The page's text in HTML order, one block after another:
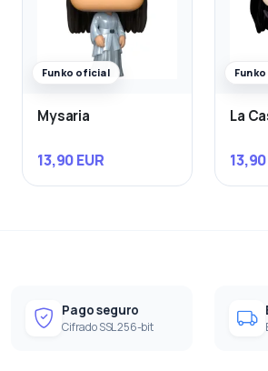
Funko oficial
Mysaria
13,90 EUR
La
Pago seguro
Cifrado SSL 256-bit